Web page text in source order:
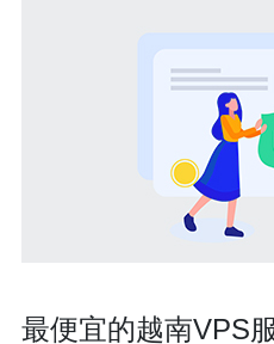
最便宜的越南VPS